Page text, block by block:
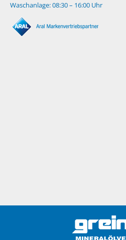
Waschanlage: 08:30 – 16:00 Uhr